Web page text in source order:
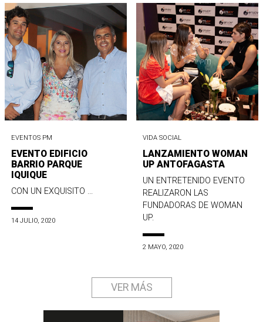
EVENTOS PM
EVENTO EDIFICIO
BARRIO PARQUE
IQUIQUE
CON UN EXQUISITO ...
14 JULIO, 2020
VIDA SOCIAL
LANZAMIENTO WOMAN
UP ANTOFAGASTA
UN ENTRETENIDO EVENTO
REALIZARON LAS
FUNDADORAS DE WOMAN
UP.
2 MAYO, 2020
VER MÁS